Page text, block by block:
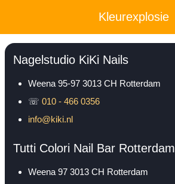
Kleurexplosie
Nagelstudio KiKi Nails
Weena 95-97 3013 CH Rotterdam
☏010 - 466 0356
info@kiki.nl
Tutti Colori Nail Bar Rotterdam
Weena 97 3013 CH Rotterdam